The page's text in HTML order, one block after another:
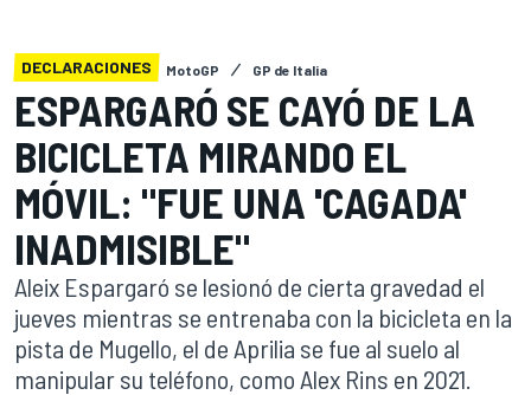
DECLARACIONES MotoGP GP de Italia
ESPARGARÓ SE CAYÓ DE LA
BICICLETA MIRANDO EL
MÓVIL: "FUE UNA 'CAGADA'
INADMISIBLE"
Aleix Espargaró se lesionó de cierta gravedad el
jueves mientras se entrenaba con la bicicleta en la
pista de Mugello, el de Aprilia se fue al suelo al
manipular su teléfono, como Alex Rins en 2021.